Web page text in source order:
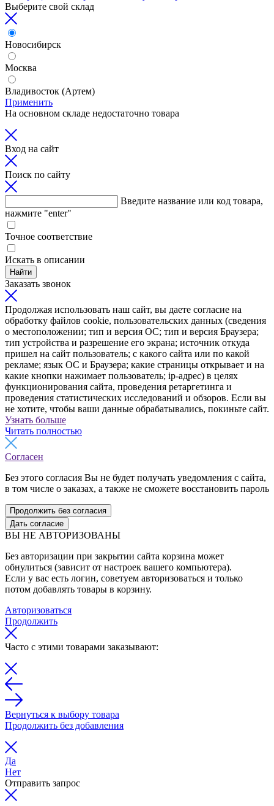
Выберите свой склад
Новосибирск
Москва
Владивосток (Артем)
Применить
На основном складе недостаточно товара
Вход на сайт
Поиск по сайту
Введите название или код товара,
нажмите "enter"
Точное соответствие
Искать в описании
Найти
Заказать звонок
Продолжая использовать наш сайт, вы даете согласие на
обработку файлов cookie, пользовательских данных (сведения
о местоположении; тип и версия ОС; тип и версия Браузера;
тип устройства и разрешение его экрана; источник откуда
пришел на сайт пользователь; с какого сайта или по какой
рекламе; язык ОС и Браузера; какие страницы открывает и на
какие кнопки нажимает пользователь; ip-адрес) в целях
функционирования сайта, проведения ретаргетинга и
проведения статистических исследований и обзоров. Если вы
не хотите, чтобы ваши данные обрабатывались, покиньте сайт.
Узнать больше
Читать полностью
Согласен
Без этого согласия Вы не будет получать уведомления с сайта,
в том числе о заказах, а также не сможете восстановить пароль
Продолжить без согласия
Дать согласие
ВЫ НЕ АВТОРИЗОВАНЫ
Без авторизации при закрытии сайта корзина может
обнулиться (зависит от настроек вашего компьютера).
Если у вас есть логин, советуем авторизоваться и только
потом добавлять товары в корзину.
Авторизоваться
Продолжить
Часто с этими товарами заказывают:
Вернуться к выбору товара
Продолжить без добавления
Да
Нет
Отправить запрос